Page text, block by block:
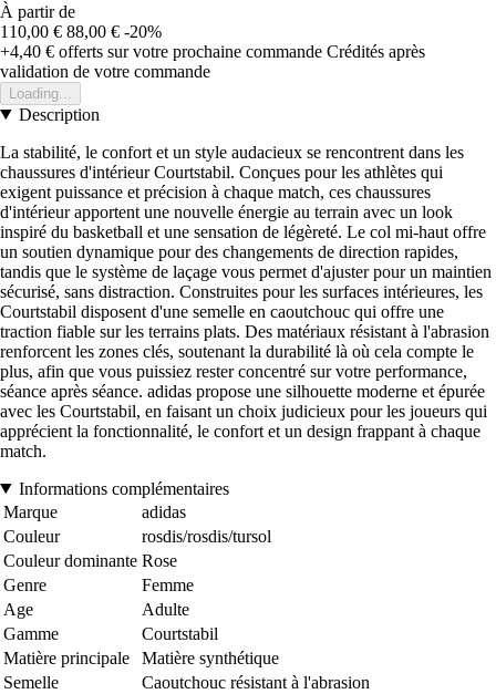
À partir de
110,00 € 88,00 € -20%
+4,40 € offerts sur votre prochaine commande Crédités après
validation de votre commande
Loading...
Description
La stabilité, le confort et un style audacieux se rencontrent dans les
chaussures d'intérieur Courtstabil. Conçues pour les athlètes qui
exigent puissance et précision à chaque match, ces chaussures
d'intérieur apportent une nouvelle énergie au terrain avec un look
inspiré du basketball et une sensation de légèreté. Le col mi-haut offre
un soutien dynamique pour des changements de direction rapides,
tandis que le système de laçage vous permet d'ajuster pour un maintien
sécurisé, sans distraction. Construites pour les surfaces intérieures, les
Courtstabil disposent d'une semelle en caoutchouc qui offre une
traction fiable sur les terrains plats. Des matériaux résistant à l'abrasion
renforcent les zones clés, soutenant la durabilité là où cela compte le
plus, afin que vous puissiez rester concentré sur votre performance,
séance après séance. adidas propose une silhouette moderne et épurée
avec les Courtstabil, en faisant un choix judicieux pour les joueurs qui
apprécient la fonctionnalité, le confort et un design frappant à chaque
match.
Informations complémentaires
Marque
adidas
Couleur
rosdis/rosdis/tursol
Couleur dominante Rose
Genre
Femme
Age
Adulte
Gamme
Courtstabil
Matière principale
Matière synthétique
Semelle
Caoutchouc résistant à l'abrasion